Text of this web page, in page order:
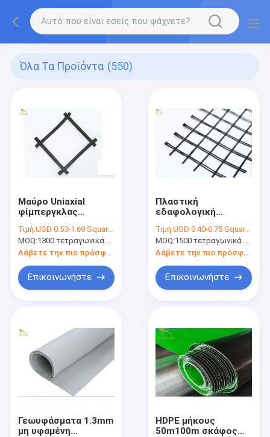
Όλα Τα Προϊόντα (550)
Μαύρο Uniaxial
φίμπεργκλας
την εδαφολογική
ενίσχυση
Τιμή:USD 0.53-1.69 Square Meter
MOQ:1300 τετραγωνικά μέτρα
Λάβετε την πιο πρόσφατη τιμή
Επικοινωνήστε
Πλαστική
εδαφολογική
Geogrid, διαξωνικά
ακέραια προϊόντα PP
Geogrid
Τιμή:USD 0.40-0.75 Square Meter
MOQ:1500 τετραγωνικά μέτρα
Επικοινωνήστε
Γεωυφάσματα 1.3mm
μη υφαμένη
HDPE μήκους
50m100m σκάφος